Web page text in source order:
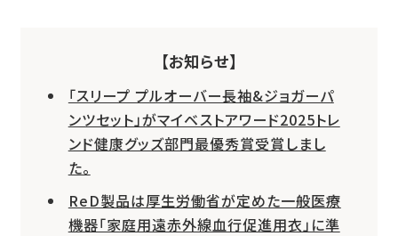
【お知らせ】
「スリープ プルオーバー長袖&ジョガーパ
ンツセット」がマイベストアワード2025トレ
ンド健康グッズ部門最優秀賞受賞しまし
た。
ReD製品は厚生労働省が定めた一般医療
機器「家庭用遠赤外線血行促進用衣」に準